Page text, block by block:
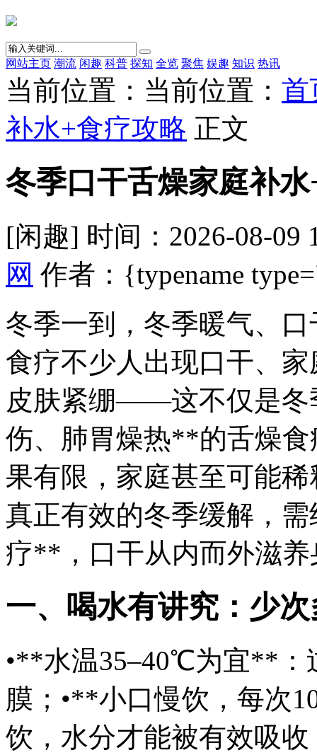
网站主页 潮流 闲趣 科普 探知 全览 聚焦 娱趣 知识 热讯
当前位置：当前位置： 首
补水+食疗攻略 正文
冬季口干舌燥家庭补
[闲趣] 时间：2026-08-09
网 作者：{typename
冬季一到，冬季暖气、
食疗不少人出现口干、
皮肤紧绷——这不仅是冬
伤、肺胃燥热**的舌燥食
果有限，家庭甚至可能
真正有效的冬季缓解，
疗**，口干从内而外滋
一、喝水有讲究：少
•**水温35–40℃为宜**：
膜；•**小口慢饮，每次
饮，水分才能被有效吸